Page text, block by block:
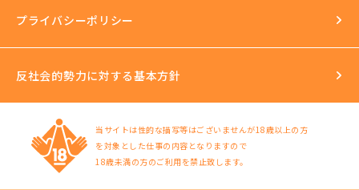
プライバシーポリシー
反社会的勢力に対する基本方針
当サイトは性的な描写等はございませんが18歳以上の方
を対象とした仕事の内容となりますので
18歳未満の方のご利用を禁止致します。